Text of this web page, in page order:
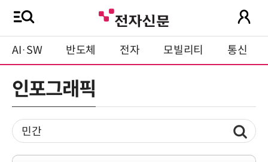
AI·SW 반도체 전자 모빌리티 통신
인포그래픽